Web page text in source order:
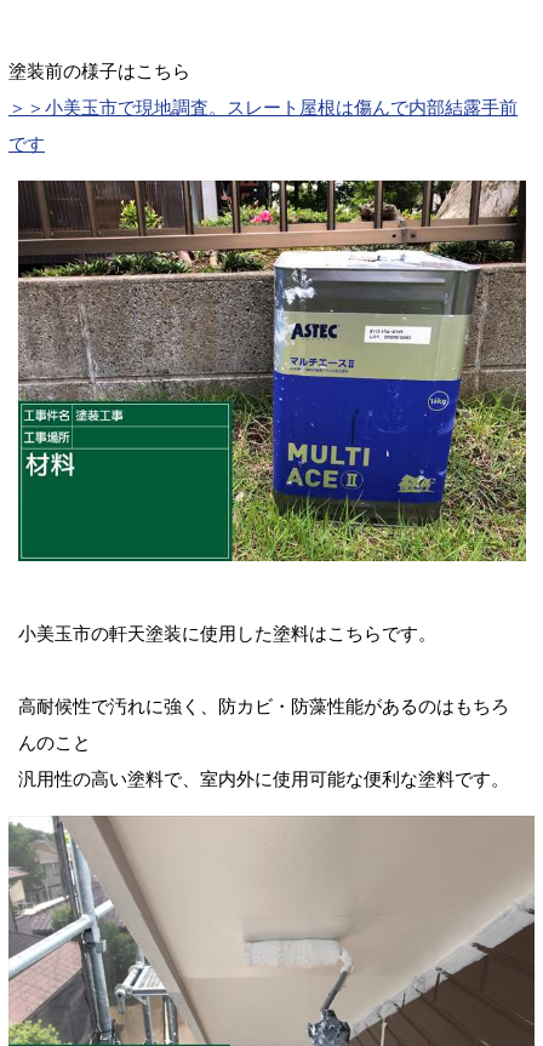
塗装前の様子はこちら
＞＞小美玉市で現地調査。スレート屋根は傷んで内部結露手前
です
小美玉市の軒天塗装に使用した塗料はこちらです。
高耐候性で汚れに強く、防カビ・防藻性能があるのはもちろ
んのこと
汎用性の高い塗料で、室内外に使用可能な便利な塗料です。